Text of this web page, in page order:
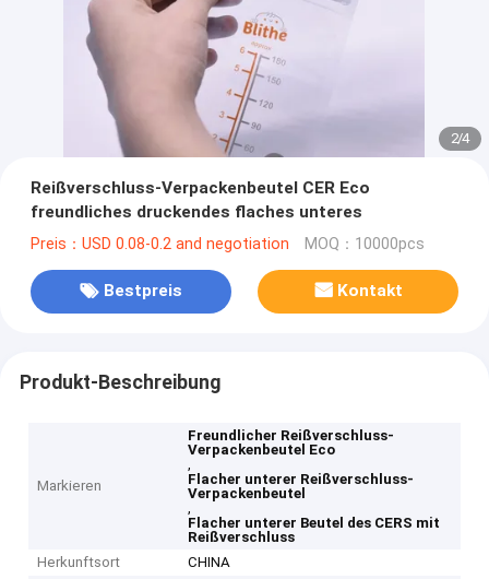
2/4
Reißverschluss-Verpackenbeutel CER Eco
freundliches druckendes flaches unteres
Preis：USD 0.08-0.2 and negotiation MOQ：10000pcs
Bestpreis Kontakt
Produkt-Beschreibung
Markieren
Freundlicher Reißverschluss-
Verpackenbeutel Eco
,
Flacher unterer Reißverschluss-
Verpackenbeutel
,
Flacher unterer Beutel des CERS mit
Reißverschluss
Herkunftsort
CHINA